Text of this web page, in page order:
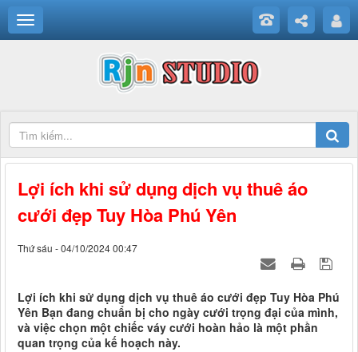
Lợi ích khi sử dụng dịch vụ thuê áo
cưới đẹp Tuy Hòa Phú Yên
Thứ sáu - 04/10/2024 00:47
Lợi ích khi sử dụng dịch vụ thuê áo cưới đẹp Tuy Hòa Phú
Yên Bạn đang chuẩn bị cho ngày cưới trọng đại của mình,
và việc chọn một chiếc váy cưới hoàn hảo là một phần
quan trọng của kế hoạch này.